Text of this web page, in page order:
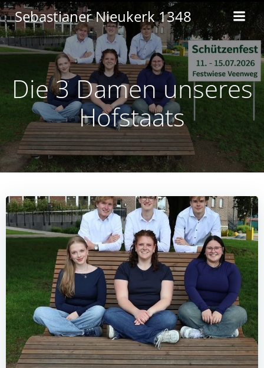
Inhalt
springen
Sebastianer Nieukerk 1348
Die 3 Damen unseres
Hofstaats